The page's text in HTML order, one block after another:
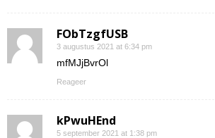
FObTzgfUSB
3 augustus 2021 at 6:34 pm
mfMJjBvrOl
Reageer
kPwuHEnd
5 september 2021 at 1:38 pm